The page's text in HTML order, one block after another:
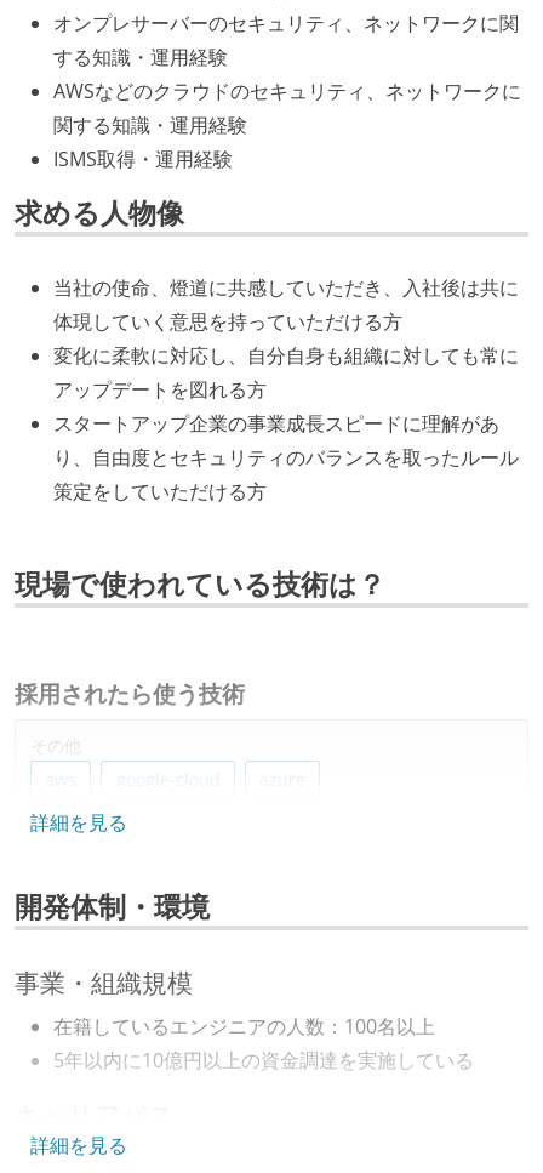
オンプレサーバーのセキュリティ、ネットワークに関
する知識・運用経験
AWSなどのクラウドのセキュリティ、ネットワークに
関する知識・運用経験
ISMS取得・運用経験
求める人物像
当社の使命、燈道に共感していただき、入社後は共に
体現していく意思を持っていただける方
変化に柔軟に対応し、自分自身も組織に対しても常に
アップデートを図れる方
スタートアップ企業の事業成長スピードに理解があ
り、自由度とセキュリティのバランスを取ったルール
策定をしていただける方
現場で使われている技術は？
採用されたら使う技術
その他
aws
google-cloud azure
その他
jamf
lanscope
詳細を見る
開発体制・環境
事業・組織規模
在籍しているエンジニアの人数：100名以上
5年以内に10億円以上の資金調達を実施している
エンジニアの人事評価にエンジニア経験者が関わって
詳細を見る